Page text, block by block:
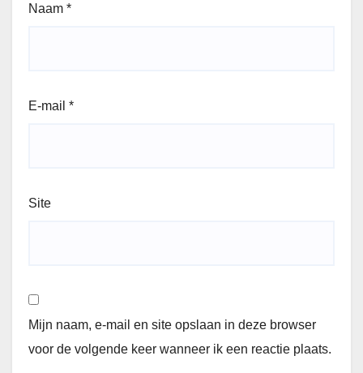
Naam *
E-mail *
Site
Mijn naam, e-mail en site opslaan in deze browser
voor de volgende keer wanneer ik een reactie plaats.